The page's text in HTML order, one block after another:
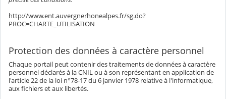
http://www.ent.auvergnerhonealpes.fr/sg.do?
PROC=CHARTE_UTILISATION
Protection des données à caractère personnel
Chaque portail peut contenir des traitements de données à caractère
personnel déclarés à la CNIL ou à son représentant en application de
l'article 22 de la loi n°78-17 du 6 janvier 1978 relative à l'informatique,
aux fichiers et aux libertés.